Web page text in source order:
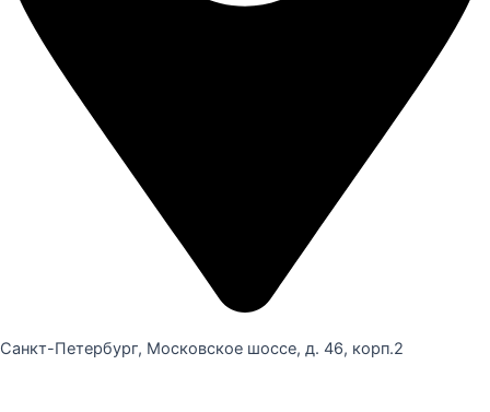
Санкт-Петербург, Московское шоссе, д. 46, корп.2